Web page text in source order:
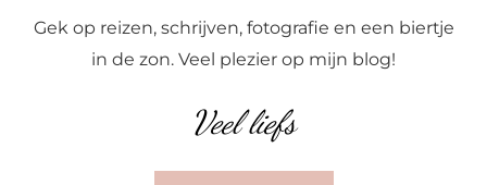
Gek op reizen, schrijven, fotografie en een biertje
in de zon. Veel plezier op mijn blog!
Veel liefs